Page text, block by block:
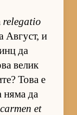
relegatio
Ав­густ, и
да
ве­лик
Това е
няма да
carmen et